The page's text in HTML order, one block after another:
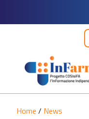
Home / News